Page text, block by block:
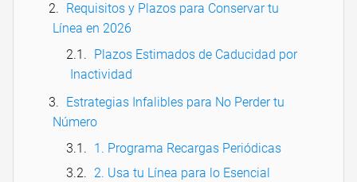
Requisitos y Plazos para Conservar tu
Línea en 2026
Plazos Estimados de Caducidad por
Inactividad
Estrategias Infalibles para No Perder tu
Número
1. Programa Recargas Periódicas
2. Usa tu Línea para lo Esencial